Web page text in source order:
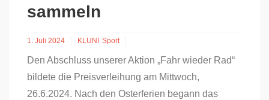
sammeln
1. Juli 2024 KLUNI Sport
Den Abschluss unserer Aktion „Fahr wieder Rad“
bildete die Preisverleihung am Mittwoch,
26.6.2024. Nach den Osterferien begann das